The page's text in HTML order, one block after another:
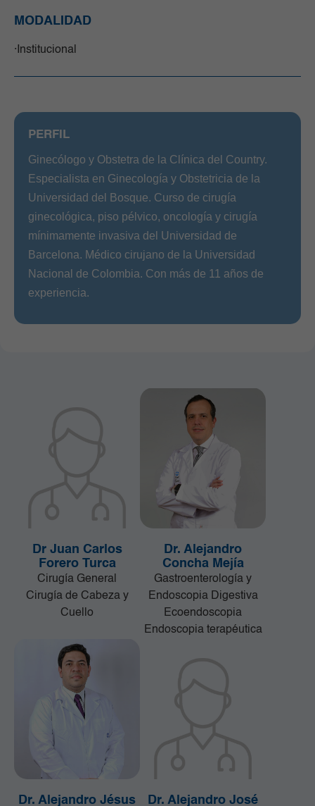
MODALIDAD
Institucional
PERFIL
Ginecólogo y Obstetra de la Clínica del Country.
Especialista en Ginecología y Obstetricia de la
Universidad del Bosque. Curso de cirugía
ginecológica, piso pélvico, oncología y cirugía
mínimamente invasiva del Universidad de
Barcelona. Médico cirujano de la Universidad
Nacional de Colombia. Con más de 11 años de
experiencia.
Dr Juan Carlos
Forero Turca
Cirugía General
Cirugía de Cabeza y
Cuello
Dr. Alejandro
Concha Mejía
Gastroenterología y
Endoscopia Digestiva
Ecoendoscopia
Endoscopia terapéutica
Dr. Alejandro Jésus Dr. Alejandro José